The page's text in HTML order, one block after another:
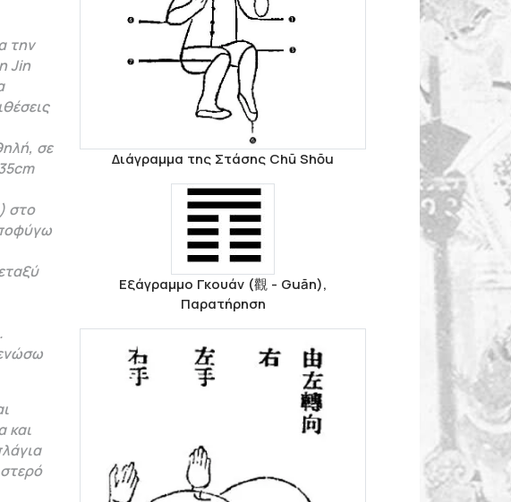
την
Jin
σε
στο
και
Διάγραμμα της Στάσης Chū Shōu
Εξάγραμμο Γκουάν (觀 - Guān),
Παρατήρηση